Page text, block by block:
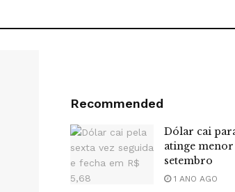
Recommended
Dólar cai
atinge
setembro
1 ANO AGO